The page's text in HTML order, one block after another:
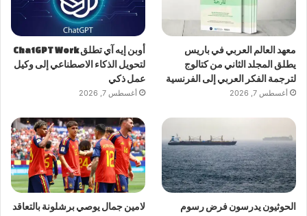
معهد العالم العربي في باريس
يطلق المجلد الثاني من كتالوج
لترجمة الفكر العربي إلى الفرنسية
أغسطس 7, 2026
أوبن إيه آي تطلق ChatGPT Work
لتحويل الذكاء الاصطناعي إلى وكيل
عمل ذكي
أغسطس 7, 2026
الحوثيون يدرسون فرض رسوم لامين جمال يوصي برشلونة بالتعاقد